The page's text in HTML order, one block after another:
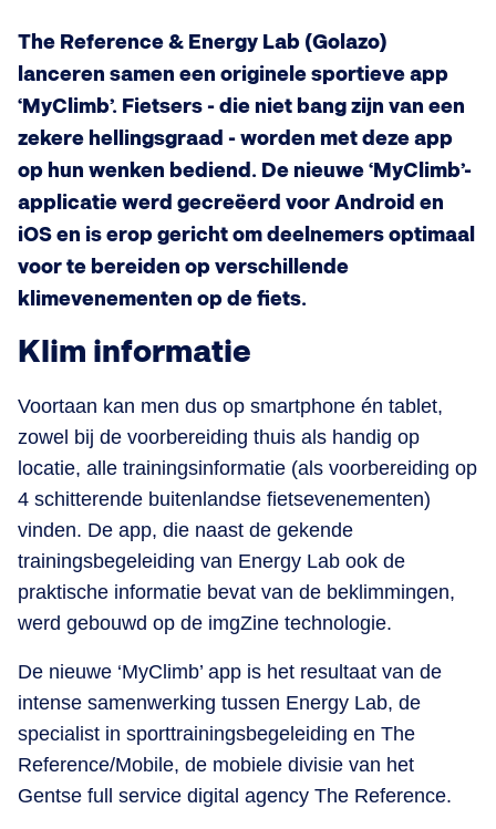
The Reference & Energy Lab (Golazo)
lanceren samen een originele sportieve app
‘MyClimb’. Fietsers - die niet bang zijn van een
zekere hellingsgraad - worden met deze app
op hun wenken bediend. De nieuwe ‘MyClimb’-
applicatie werd gecreëerd voor Android en
iOS en is erop gericht om deelnemers optimaal
voor te bereiden op verschillende
klimevenementen op de fiets.
Klim informatie
Voortaan kan men dus op smartphone én tablet,
zowel bij de voorbereiding thuis als handig op
locatie, alle trainingsinformatie (als voorbereiding op
4 schitterende buitenlandse fietsevenementen)
vinden. De app, die naast de gekende
trainingsbegeleiding van Energy Lab ook de
praktische informatie bevat van de beklimmingen,
werd gebouwd op de imgZine technologie.
De nieuwe ‘MyClimb’ app is het resultaat van de
intense samenwerking tussen Energy Lab, de
specialist in sporttrainingsbegeleiding en The
Reference/Mobile, de mobiele divisie van het
Gentse full service digital agency The Reference.